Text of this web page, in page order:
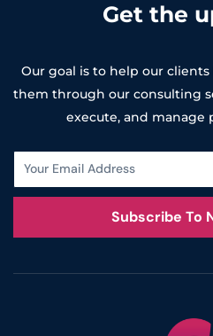
Get the
Our goal is to help our
them through our consulting
execute, and manage
Subscribe To